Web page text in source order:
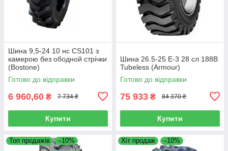
Шина 9,5-24 10 нс CS101 з
камерою без ободной стрічки
(Bostone)
Готово до відправки
6 960,60 ₴ 7 734 ₴
Купити
Шина 26.5-25 E-3 28 сл 188B
Tubeless (Armour)
Готово до відправки
75 933 ₴ 84 370 ₴
Купити
Топ продажів –10% Хіт продаж –10%